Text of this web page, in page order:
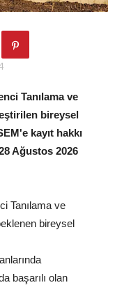
Tanılama ve
bireysel
kayıt hakkı
Ağustos 2026
Tanılama ve
bireysel
başarılı olan